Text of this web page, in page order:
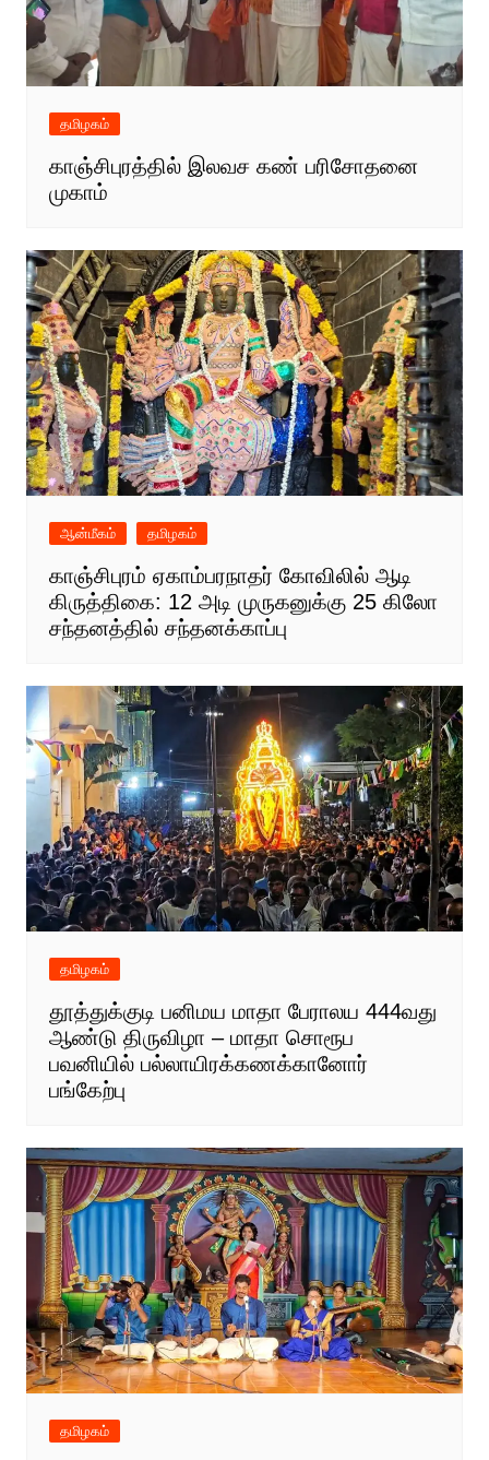
தமிழகம்
காஞ்சிபுரத்தில் இலவச கண் பரிசோதனை
முகாம்
ஆன்மீகம் தமிழகம்
காஞ்சிபுரம் ஏகாம்பரநாதர் கோவிலில் ஆடி
கிருத்திகை: 12 அடி முருகனுக்கு 25 கிலோ
சந்தனத்தில் சந்தனக்காப்பு
தமிழகம்
தூத்துக்குடி பனிமய மாதா பேராலய 444வது
ஆண்டு திருவிழா – மாதா சொரூப
பவனியில் பல்லாயிரக்கணக்கானோர்
பங்கேற்பு
தமிழகம்